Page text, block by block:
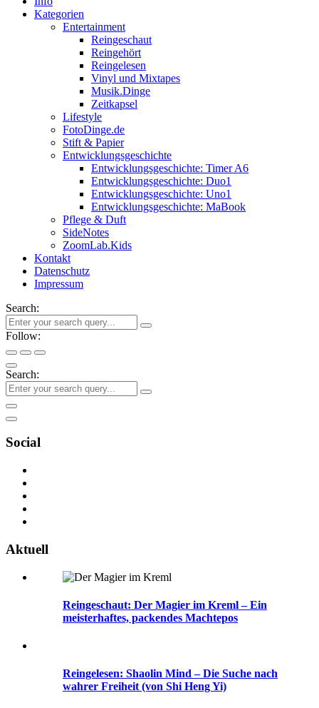
Kategorien
Entertainment
Reingeschaut
Reingehört
Reingelesen
Vinyl und Mixtapes
Musik.Dinge
Zeitkapsel
Lifestyle
FotoDinge.de
Stift & Papier
Entwicklungsgeschichte
Entwicklungsgeschichte: Timer A6
Entwicklungsgeschichte: Duo1
Entwicklungsgeschichte: Uno1
Entwicklungsgeschichte: MaBook
Pflege & Duft
SideNotes
ZoomLab.Kids
Kontakt
Datenschutz
Impressum
Search:
Follow:
Search:
Social
Aktuell
Reingeschaut: Der Magier im Kreml – Ein
meisterhaftes, packendes Machtepos
Reingelesen: Shaolin Mind – Die Suche nach
wahrer Freiheit (von Shi Heng Yi)